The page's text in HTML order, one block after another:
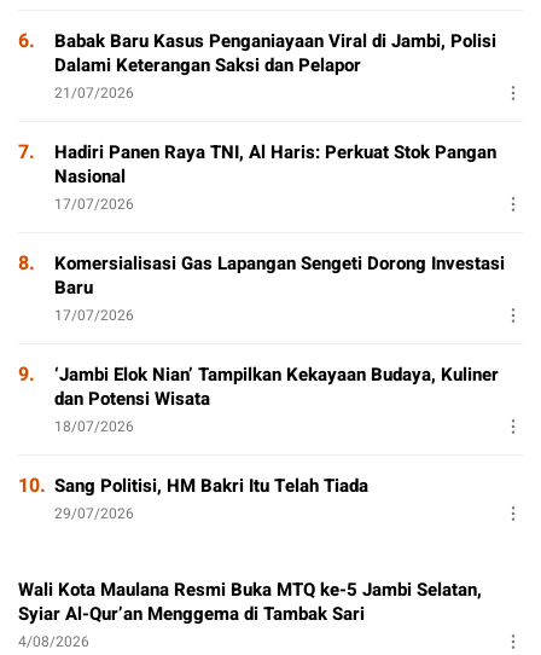
6.
Babak Baru Kasus Penganiayaan Viral di Jambi, Polisi
Dalami Keterangan Saksi dan Pelapor
21/07/2026
7.
Hadiri Panen Raya TNI, Al Haris: Perkuat Stok Pangan
Nasional
17/07/2026
8.
Komersialisasi Gas Lapangan Sengeti Dorong Investasi
Baru
17/07/2026
9.
‘Jambi Elok Nian’ Tampilkan Kekayaan Budaya, Kuliner
dan Potensi Wisata
18/07/2026
10. Sang Politisi, HM Bakri Itu Telah Tiada
29/07/2026
Wali Kota Maulana Resmi Buka MTQ ke-5 Jambi Selatan,
Syiar Al-Qur’an Menggema di Tambak Sari
4/08/2026